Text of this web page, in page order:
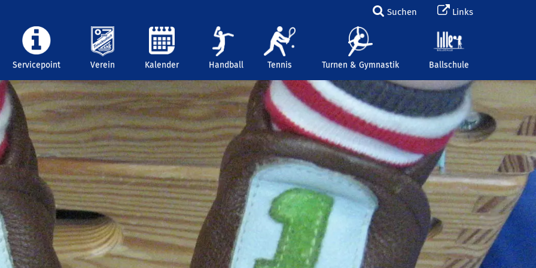
Suchen Links
Servicepoint Verein Kalender Handball Tennis Turnen & Gymnastik Ballschule